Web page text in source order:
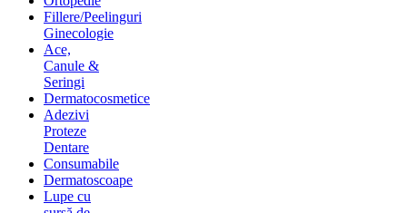
Fillere/Peelinguri
Ginecologie
Ace,
Canule &
Seringi
Dermatocosmetice
Adezivi
Proteze
Dentare
Consumabile
Dermatoscoape
Lupe cu